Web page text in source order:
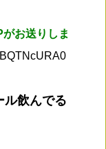
お送りしま
ル飲んでる